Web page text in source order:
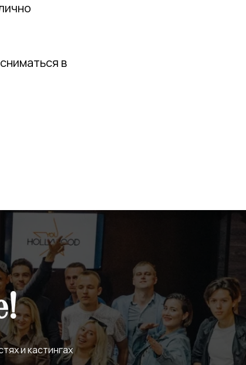
в
и кастингах